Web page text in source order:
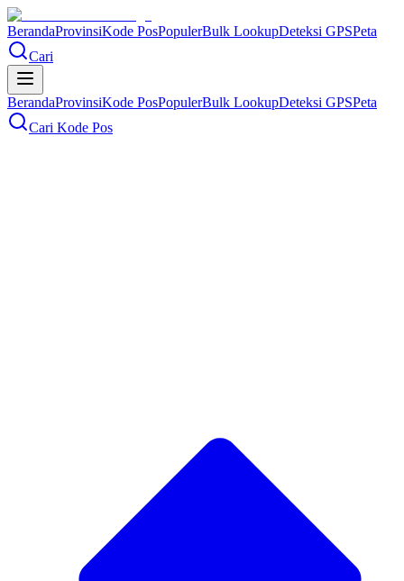
BerandaProvinsiKode PosPopulerBulk LookupDeteksi GPSPeta
Cari
BerandaProvinsiKode PosPopulerBulk LookupDeteksi GPSPeta
Cari Kode Pos